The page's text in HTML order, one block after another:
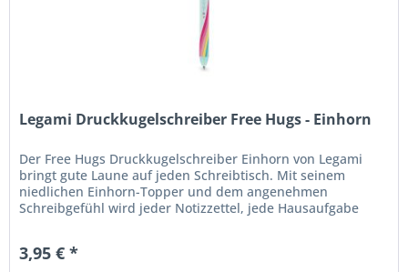
Legami Druckkugelschreiber Free Hugs - Einhorn
Der Free Hugs Druckkugelschreiber Einhorn von Legami
bringt gute Laune auf jeden Schreibtisch. Mit seinem
niedlichen Einhorn-Topper und dem angenehmen
Schreibgefühl wird jeder Notizzettel, jede Hausaufgabe
3,95 € *